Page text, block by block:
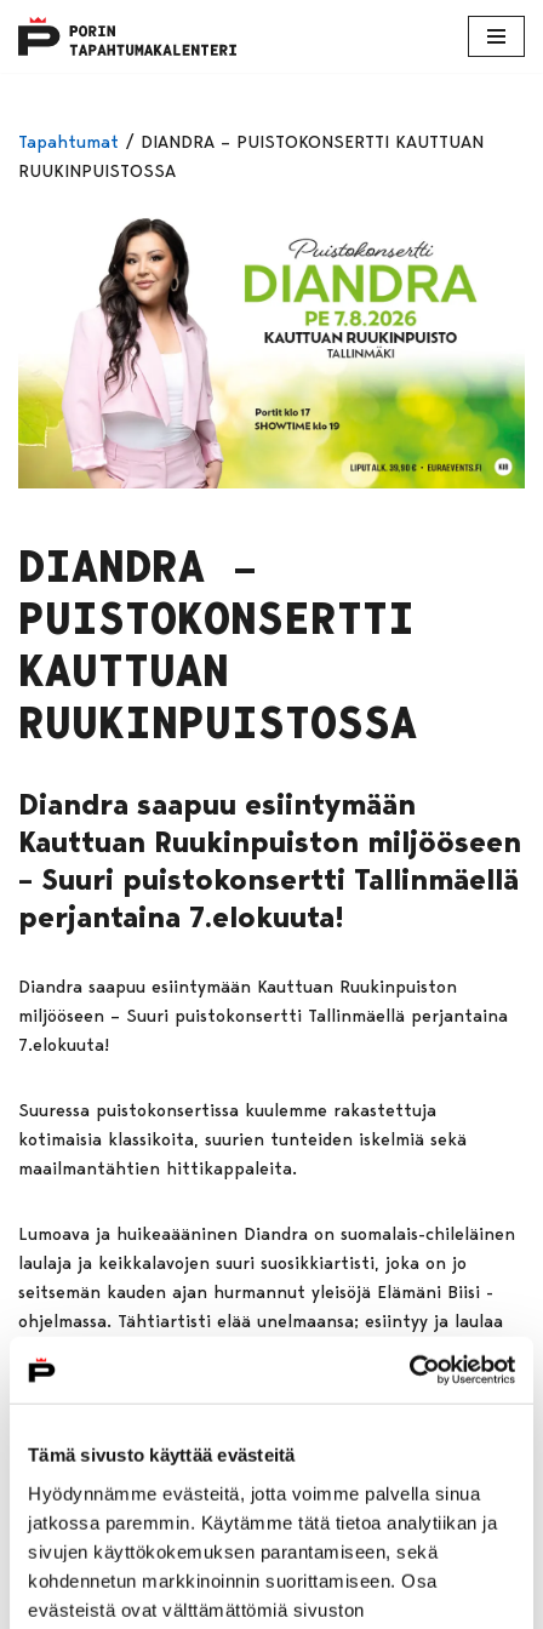
Tämä sivusto käyttää evästeitä
Hyödynnämme evästeitä, jotta voimme palvella sinua
jatkossa paremmin. Käytämme tätä tietoa analytiikan ja
sivujen käyttökokemuksen parantamiseen, sekä
kohdennetun markkinoinnin suorittamiseen. Osa
evästeistä ovat välttämättömiä sivuston
Tapahtumat / DIANDRA – PUISTOKONSERTTI KAUTTUAN
RUUKINPUISTOSSA
DIANDRA –
PUISTOKONSERTTI
KAUTTUAN
RUUKINPUISTOSSA
Diandra saapuu esiintymään
Kauttuan Ruukinpuiston miljööseen
– Suuri puistokonsertti Tallinmäellä
perjantaina 7.elokuuta!
Diandra saapuu esiintymään Kauttuan Ruukinpuiston
miljööseen – Suuri puistokonsertti Tallinmäellä perjantaina
7.elokuuta!
Suuressa puistokonsertissa kuulemme rakastettuja
kotimaisia klassikoita, suurien tunteiden iskelmiä sekä
maailmantähtien hittikappaleita.
Lumoava ja huikeaääninen Diandra on suomalais-chileläinen
laulaja ja keikkalavojen suuri suosikkiartisti, joka on jo
seitsemän kauden ajan hurmannut yleisöjä Elämäni Biisi -
ohjelmassa. Tähtiartisti elää unelmaansa; esiintyy ja laulaa
sydämensä kyllyydestä. Diandran supersuositut konsertit
täyttyvät ennätysvauhtia ja myyvät kerta toisensa jälkeen
täyteen – lipunmyynti on alkanut Diandran Kauttuan
Tervetuloa nauttimaan elokuun alun lämpimästä kesäillasta
hyvän musiikin, iloisten ihmisten, ainutlaatuisen miljöön,
herkullisen ruoan ja raikkaiden juomien parissa!